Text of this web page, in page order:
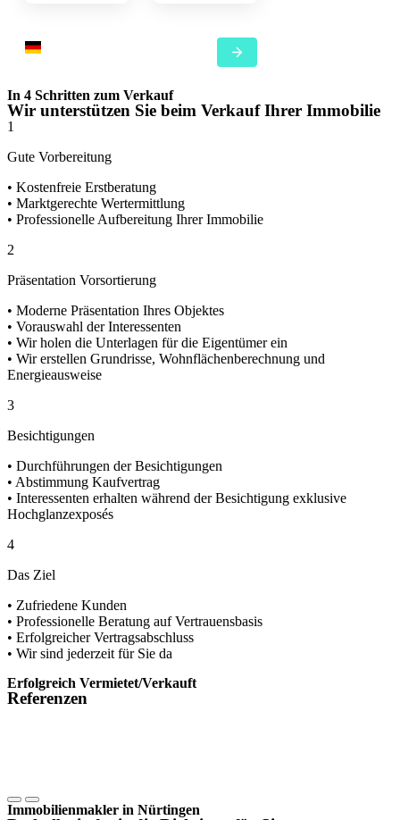
In 4 Schritten zum Verkauf
Wir unterstützen Sie beim Verkauf Ihrer Immobilie
1
Gute Vorbereitung
• Kostenfreie Erstberatung
• Marktgerechte Wertermittlung
• Professionelle Aufbereitung Ihrer Immobilie
2
Präsentation Vorsortierung
• Moderne Präsentation Ihres Objektes
• Vorauswahl der Interessenten
• Wir holen die Unterlagen für die Eigentümer ein
• Wir erstellen Grundrisse, Wohnflächenberechnung und
Energieausweise
3
Besichtigungen
• Durchführungen der Besichtigungen
• Abstimmung Kaufvertrag
• Interessenten erhalten während der Besichtigung exklusive
Hochglanzexposés
4
Das Ziel
• Zufriedene Kunden
• Professionelle Beratung auf Vertrauensbasis
• Erfolgreicher Vertragsabschluss
• Wir sind jederzeit für Sie da
Erfolgreich Vermietet/Verkauft
Referenzen
Immobilienmakler in Nürtingen